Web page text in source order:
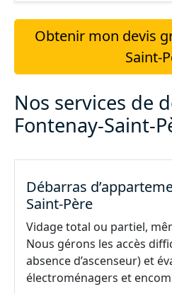
Obtenir mon devis
Saint-
Nos services de
Fontenay-Saint-
Débarras
Saint-Père
Vidage total ou partiel,
Nous gérons les accès
absence d’ascenseur) et
électroménagers et